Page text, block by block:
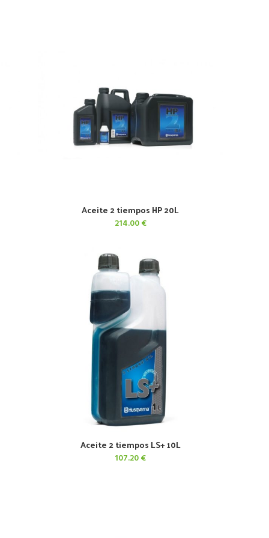
AÑADIR AL CARRITO
Aceite 2 tiempos HP 20L
214.00€
AÑADIR AL CARRITO
Aceite 2 tiempos LS+ 10L
107.20€